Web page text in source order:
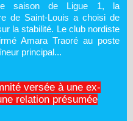
saison de Ligue 1, la
de Saint-Louis a choisi de
la stabilité. Le club nordiste
Amara Traoré au poste
principal...
versée à une ex-
relation présumée